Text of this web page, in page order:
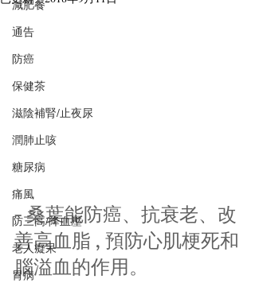
減肥餐
通告
防癌
保健茶
滋陰補腎/止夜尿
潤肺止咳
糖尿病
痛風
防三高/降血壓
老人癡呆
胃病
- 桑葉能防癌、抗衰老、改
善高血脂 , 預防心肌梗死和
腦溢血的作用。